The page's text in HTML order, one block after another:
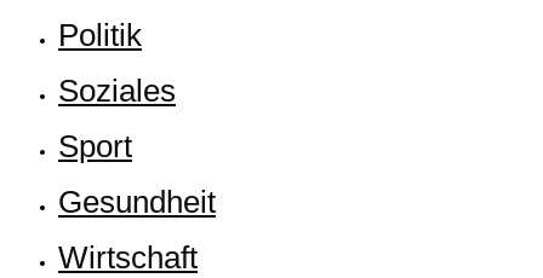
Poli­tik
Sozia­les
Sport
Gesund­heit
Wirt­schaft